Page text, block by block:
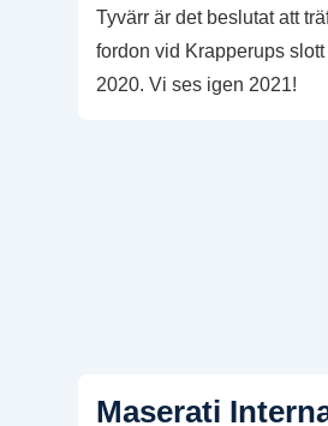
Tyvärr är det beslutat att
fordon vid Krapperups
2020. Vi ses igen 2021!
Maserati